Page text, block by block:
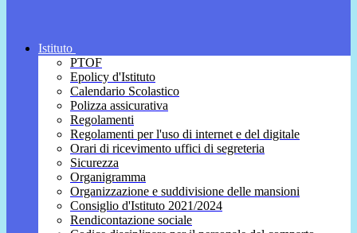
Istituto
PTOF
Epolicy d'Istituto
Calendario Scolastico
Polizza assicurativa
Regolamenti
Regolamenti per l'uso di internet e del digitale
Orari di ricevimento uffici di segreteria
Sicurezza
Organigramma
Organizzazione e suddivisione delle mansioni
Consiglio d'Istituto 2021/2024
Rendicontazione sociale